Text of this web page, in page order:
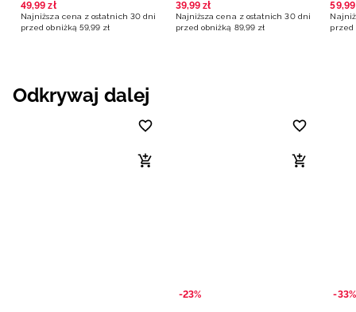
49,99 zł
Najniższa cena z ostatnich 30 dni
przed obniżką 59,99 zł
39,99 zł
Najniższa cena z ostatnich 30 dni
przed obniżką 89,99 zł
59,99
przed
Odkrywaj dalej
-23% -33%